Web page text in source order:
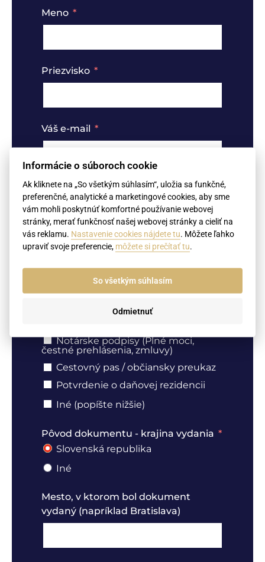
Meno
Priezvisko
Váš e-mail
Typ dokumentu
Doklady o vzdelaní (diplomy,
dodatky, vysvedčenia)
Rozvodový rozsudok
Sobášny list
Rodný list
Výpis z registra trestov
Výpis z obchodného registra,
Notárske podpisy (Plné moci,
čestné prehlásenia, zmluvy)
Cestovný pas / občiansky preukaz
Potvrdenie o daňovej rezidencii
Iné (popíšte nižšie)
Pôvod dokumentu - krajina vydania
Slovenská republika
Iné
Mesto, v ktorom bol dokument
vydaný (napríklad Bratislava)
Informácie o súboroch cookie
Ak kliknete na „So všetkým súhlasím“, uložia sa funkčné,
preferenčné, analytické a marketingové cookies, aby sme
vám mohli poskytnúť komfortné používanie webovej
stránky, merať funkčnosť našej webovej stránky a cieliť na
vás reklamu. Nastavenie cookies nájdete tu. Môžete ľahko
upraviť svoje preferencie, môžete si prečítať tu.
So všetkým súhlasím
Odmietnuť